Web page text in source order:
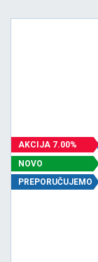
AKCIJA 7.00%
NOVO
PREPORUČUJEMO